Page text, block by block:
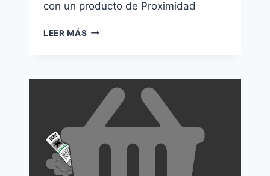
con un producto de Proximidad
LEER MÁS MUSEOS